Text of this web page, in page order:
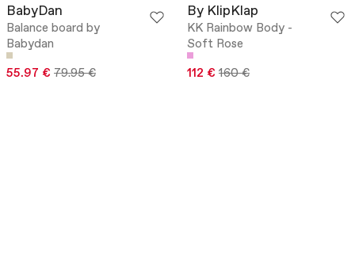
BabyDan
Balance board by
Babydan
55.97 € 79.95 €
By KlipKlap
KK Rainbow Body -
Soft Rose
112 € 160 €